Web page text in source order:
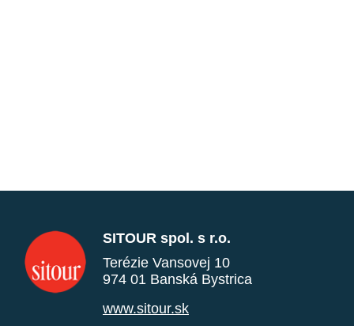
SITOUR spol. s r.o.
Terézie Vansovej 10
974 01 Banská Bystrica
www.sitour.sk